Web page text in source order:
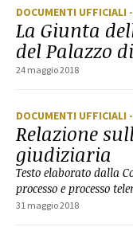
DOCUMENTI UFFICIALI
La Giunta
del Palazzo
24 maggio 2018
DOCUMENTI UFFICIALI
Relazione
giudiziaria
Testo elaborato dalla
processo e processo
31 maggio 2018